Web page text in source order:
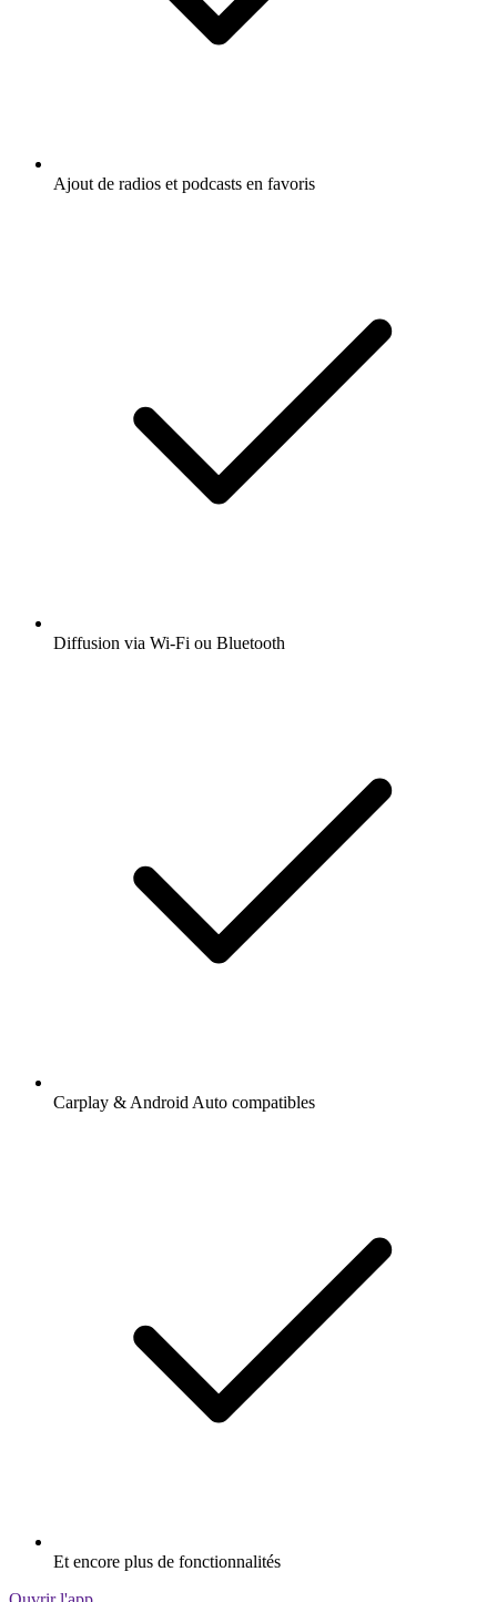
Ajout de radios et podcasts en favoris
Diffusion via Wi-Fi ou Bluetooth
Carplay & Android Auto compatibles
Et encore plus de fonctionnalités